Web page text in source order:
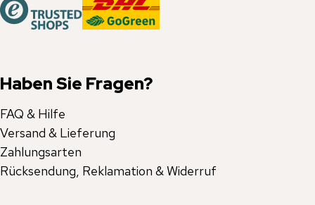
Haben Sie Fragen?
FAQ & Hilfe
Versand & Lieferung
Zahlungsarten
Rücksendung, Reklamation & Widerruf